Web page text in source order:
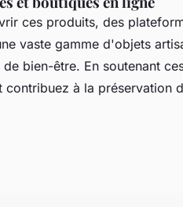
ces produits, des
vaste gamme d'objets
de bien-être. En soutenant
contribuez à la préservation